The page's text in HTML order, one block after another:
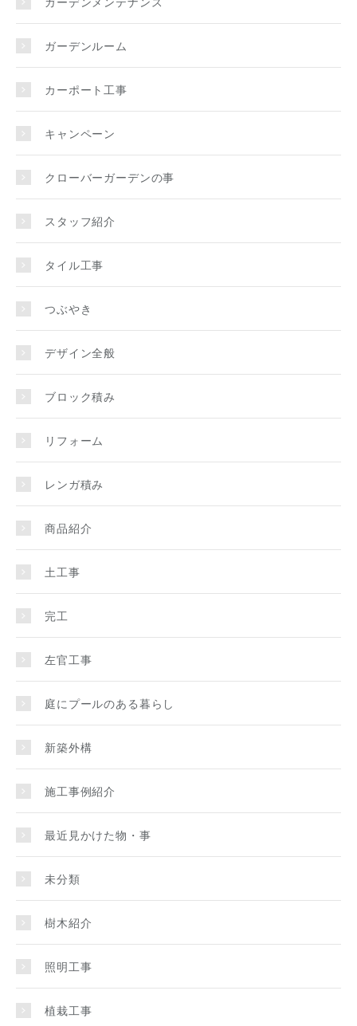
ガーデンルーム
カーポート工事
キャンペーン
クローバーガーデンの事
スタッフ紹介
タイル工事
つぶやき
デザイン全般
ブロック積み
リフォーム
レンガ積み
商品紹介
土工事
完工
左官工事
庭にプールのある暮らし
新築外構
施工事例紹介
最近見かけた物・事
未分類
樹木紹介
照明工事
植栽工事